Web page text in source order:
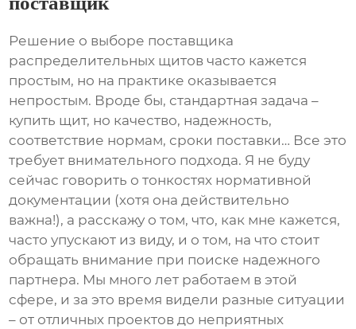
Решение о выборе поставщика
распределительных щитов часто кажется
простым, но на практике оказывается
непростым. Вроде бы, стандартная задача –
купить щит, но качество, надежность,
соответствие нормам, сроки поставки… Все это
требует внимательного подхода. Я не буду
сейчас говорить о тонкостях нормативной
документации (хотя она действительно
важна!), а расскажу о том, что, как мне кажется,
часто упускают из виду, и о том, на что стоит
обращать внимание при поиске надежного
партнера. Мы много лет работаем в этой
сфере, и за это время видели разные ситуации
– от отличных проектов до неприятных